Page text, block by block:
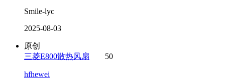
Smile-lyc
2025-08-03
原创
三菱E800散热风扇
50
hfhewei